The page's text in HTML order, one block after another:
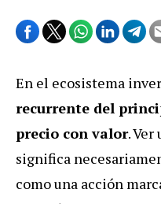
En el ecosistema
recurrente del
precio con valor. Ver
significa
como una acción